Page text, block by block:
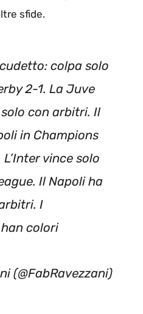
sfide.
colpa solo
2-1. La Juve
con arbitri. Il
in Champions
vince solo
Il Napoli ha
I
colori
(@FabRavezzani)